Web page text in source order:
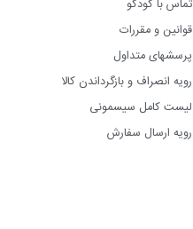
تماس با کودکو
قوانین و مقررات
پرسشهای متداول
رویه انصراف و بازگرداندن کالا
لیست کامل سیسمونی
رویه ارسال سفارش